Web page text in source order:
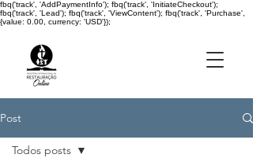
fbq('track', 'AddPaymentInfo'); fbq('track', 'InitiateCheckout');
fbq('track', 'Lead'); fbq('track', 'ViewContent'); fbq('track', 'Purchase',
{value: 0.00, currency: 'USD'});
Post
Todos posts